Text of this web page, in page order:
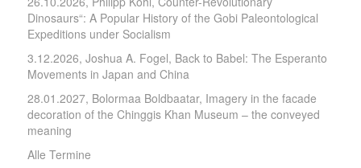
Dinosaurs“: A Popular History of the Gobi Paleontological
Expeditions under Socialism
3.12.2026, Joshua A. Fogel, Back to Babel: The Esperanto
Movements in Japan and China
28.01.2027, Bolormaa Boldbaatar, Imagery in the facade
decoration of the Chinggis Khan Museum – the conveyed
meaning
Alle Termine